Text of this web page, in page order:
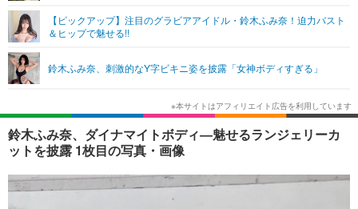
ネタ
ショッピング その他
SPEED TEST
エンタメ
エンタメTOP 映画・ドラマ
韓国・芸能
音楽 スポーツ
ライフ
ライフTOP グルメ
ペット ショッピング
その他
リリース一覧
プッシュ通知の停止方法
【ピックアップ】注目のグラビアアイドル・鈴木ふみ奈！迫力バスト
＆ヒップで魅せる!!
鈴木ふみ奈、刺激的なY字ビキニ姿を披露「女神ボディすぎる」
鈴木ふみ奈、ダイナマイトボディ―魅せるランジェリーカ
ットを披露 1枚目の写真・画像